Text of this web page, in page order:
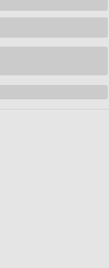
czynniki
jak i na zewnątrz
powierzchnie